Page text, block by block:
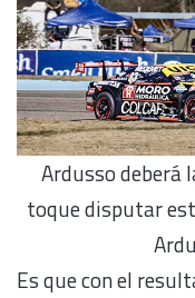
Ardusso deberá
toque disputar
Es que con el